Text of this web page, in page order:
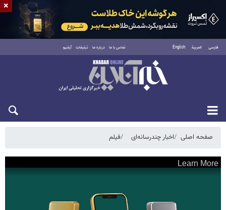
فارسی العربية English تماس با ما درباره ما تبلیغات آرشیو
یکشنبه ۱۸ مرداد ۱۴۰۵
صفحه اصلی اخبار چندرسانه‌ای فیلم
×